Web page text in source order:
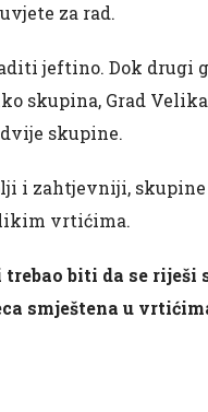
za rad.
jeftino. Dok drugi
skupina, Grad
skupine.
zahtjevniji, skupine
vrtićima.
trebao biti da se
smještena u